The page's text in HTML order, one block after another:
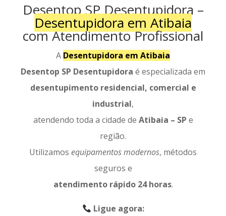
Desentop SP Desentupidora –
Desentupidora em Atibaia
com Atendimento Profissional
A Desentupidora em Atibaia
Desentop SP Desentupidora é especializada em
desentupimento residencial, comercial e
industrial,
atendendo toda a cidade de Atibaia – SP e
região.
Utilizamos equipamentos modernos, métodos
seguros e
atendimento rápido 24 horas.
Ligue agora: